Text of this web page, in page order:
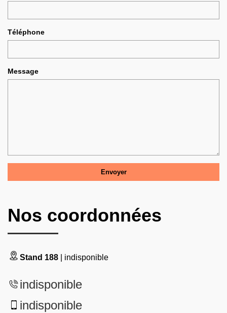
Téléphone
Message
Nos coordonnées
Stand 188 | indisponible
indisponible
indisponible